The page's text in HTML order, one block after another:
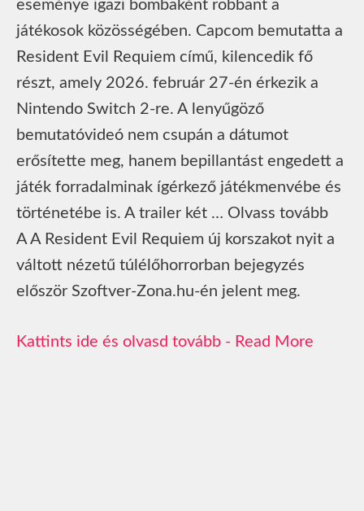
eseménye igazi bombaként robbant a
játékosok közösségében. Capcom bemutatta a
Resident Evil Requiem című, kilencedik fő
részt, amely 2026. február 27-én érkezik a
Nintendo Switch 2-re. A lenyűgöző
bemutatóvideó nem csupán a dátumot
erősítette meg, hanem bepillantást engedett a
játék forradalminak ígérkező játékmenvébe és
történetébe is. A trailer két … Olvass tovább
A A Resident Evil Requiem új korszakot nyit a
váltott nézetű túlélőhorrorban bejegyzés
először Szoftver-Zona.hu-én jelent meg.
Read More